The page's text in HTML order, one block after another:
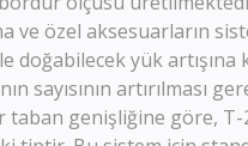
ve özel aksesuarların
doğabilecek yük artışına
sayısının artırılması
taban genişliğine göre,